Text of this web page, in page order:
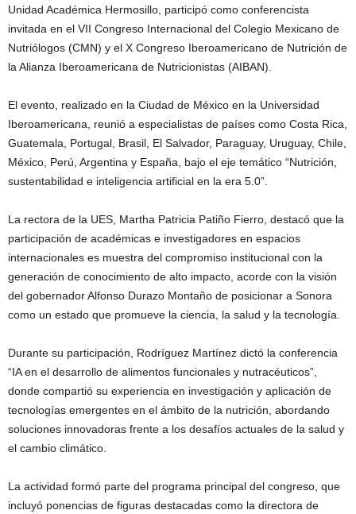
Unidad Académica Hermosillo, participó como conferencista
invitada en el VII Congreso Internacional del Colegio Mexicano de
Nutriólogos (CMN) y el X Congreso Iberoamericano de Nutrición de
la Alianza Iberoamericana de Nutricionistas (AIBAN).
El evento, realizado en la Ciudad de México en la Universidad
Iberoamericana, reunió a especialistas de países como Costa Rica,
Guatemala, Portugal, Brasil, El Salvador, Paraguay, Uruguay, Chile,
México, Perú, Argentina y España, bajo el eje temático “Nutrición,
sustentabilidad e inteligencia artificial en la era 5.0”.
La rectora de la UES, Martha Patricia Patiño Fierro, destacó que la
participación de académicas e investigadores en espacios
internacionales es muestra del compromiso institucional con la
generación de conocimiento de alto impacto, acorde con la visión
del gobernador Alfonso Durazo Montaño de posicionar a Sonora
como un estado que promueve la ciencia, la salud y la tecnología.
Durante su participación, Rodríguez Martínez dictó la conferencia
“IA en el desarrollo de alimentos funcionales y nutracéuticos”,
donde compartió su experiencia en investigación y aplicación de
tecnologías emergentes en el ámbito de la nutrición, abordando
soluciones innovadoras frente a los desafíos actuales de la salud y
el cambio climático.
La actividad formó parte del programa principal del congreso, que
incluyó ponencias de figuras destacadas como la directora de